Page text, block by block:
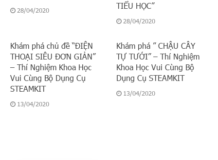
28/04/2020
TIỂU HỌC”
28/04/2020
Khám phá chủ đề “ĐIỆN
THOẠI SIÊU ĐƠN GIẢN”
– Thí Nghiệm Khoa Học
Vui Cùng Bộ Dụng Cụ
STEAMKIT
13/04/2020
Khám phá ” CHẬU CÂY
TỰ TƯỚI” – Thí Nghiệm
Khoa Học Vui Cùng Bộ
Dụng Cụ STEAMKIT
13/04/2020